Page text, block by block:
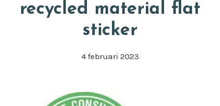
recycled material flat
sticker
4 februari 2023